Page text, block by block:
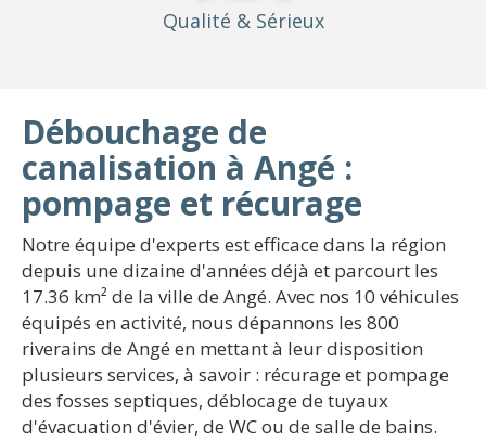
Qualité & Sérieux
Débouchage de
canalisation à Angé :
pompage et récurage
Notre équipe d'experts est efficace dans la région
depuis une dizaine d'années déjà et parcourt les
17.36 km² de la ville de Angé. Avec nos 10 véhicules
équipés en activité, nous dépannons les 800
riverains de Angé en mettant à leur disposition
plusieurs services, à savoir : récurage et pompage
des fosses septiques, déblocage de tuyaux
d'évacuation d'évier, de WC ou de salle de bains.